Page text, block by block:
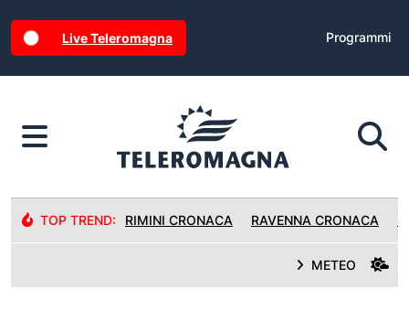
Live Teleromagna Programmi
TOP TREND: RIMINI CRONACA RAVENNA CRONACA
METEO